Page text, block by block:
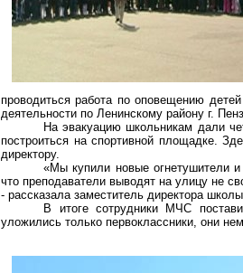
проводиться работа по оповещению
деятельности по Ленинскому району г.
На эвакуацию школьникам дали
построиться на спортивной площадке.
директору.
«Мы купили новые огнетушители
что преподаватели выводят на улицу не
- рассказала заместитель директора
В итоге сотрудники МЧС
уложились только первоклассники, они